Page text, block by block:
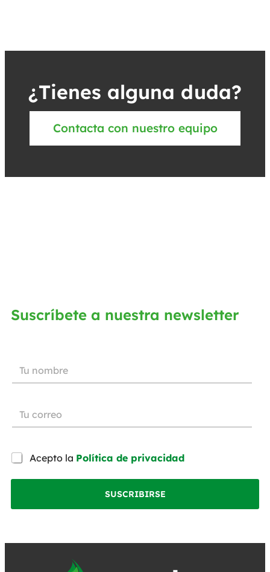
¿Tienes alguna duda?
Contacta con nuestro equipo
Suscríbete a nuestra newsletter
Acepto la Política de privacidad
SUSCRIBIRSE